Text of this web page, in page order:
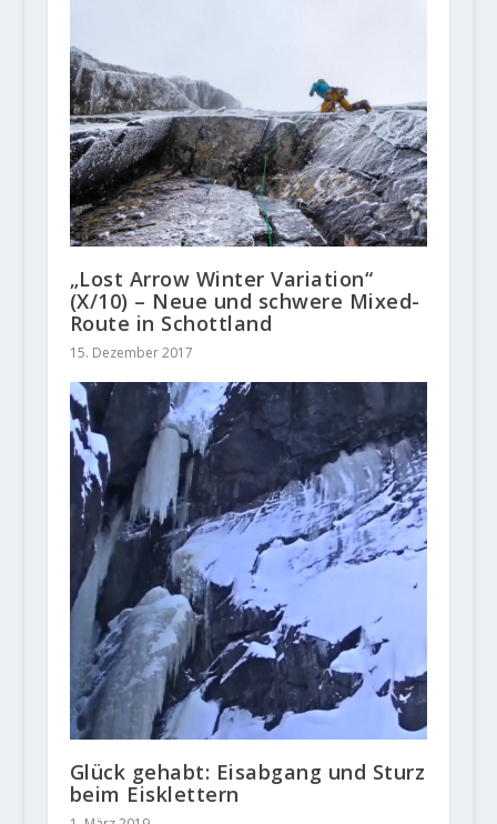
„Lost Arrow Winter Variation“
(X/10) – Neue und schwere Mixed-
Route in Schottland
15. Dezember 2017
Glück gehabt: Eisabgang und Sturz
beim Eisklettern